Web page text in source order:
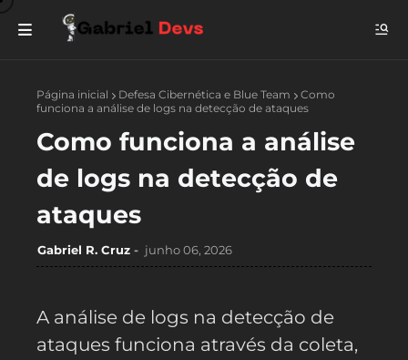
Página inicial Defesa Cibernética e Blue Team
Como
funciona a análise de logs na detecção de ataques
Como funciona a análise
de logs na detecção de
ataques
Gabriel R. Cruz junho 06, 2026
A análise de logs na detecção de
ataques funciona através da coleta,